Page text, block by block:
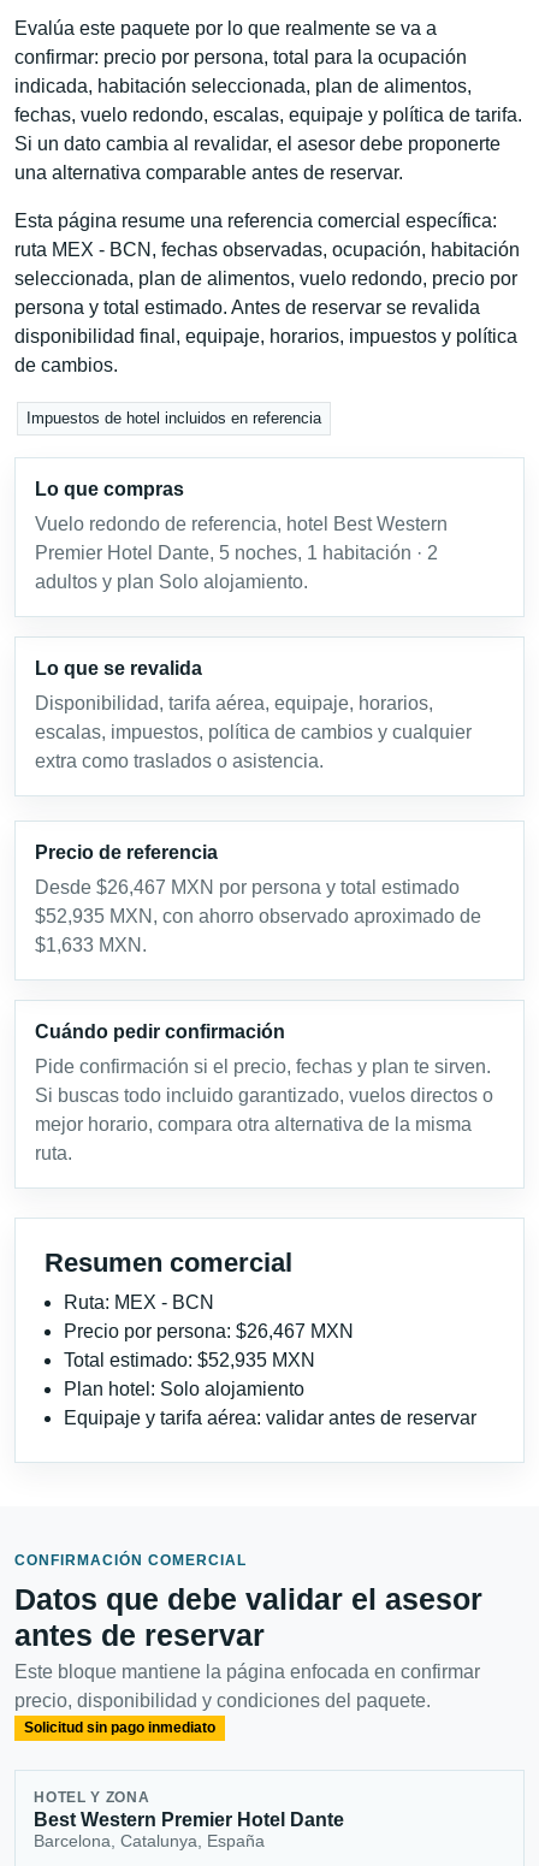
Evalúa este paquete por lo que realmente se va a
confirmar: precio por persona, total para la ocupación
indicada, habitación seleccionada, plan de alimentos,
fechas, vuelo redondo, escalas, equipaje y política de tarifa.
Si un dato cambia al revalidar, el asesor debe proponerte
una alternativa comparable antes de reservar.
Esta página resume una referencia comercial específica:
ruta MEX - BCN, fechas observadas, ocupación, habitación
seleccionada, plan de alimentos, vuelo redondo, precio por
persona y total estimado. Antes de reservar se revalida
disponibilidad final, equipaje, horarios, impuestos y política
de cambios.
Impuestos de hotel incluidos en referencia
Lo que compras
Vuelo redondo de referencia, hotel Best Western
Premier Hotel Dante, 5 noches, 1 habitación · 2
adultos y plan Solo alojamiento.
Lo que se revalida
Disponibilidad, tarifa aérea, equipaje, horarios,
escalas, impuestos, política de cambios y cualquier
extra como traslados o asistencia.
Precio de referencia
Desde $26,467 MXN por persona y total estimado
$52,935 MXN, con ahorro observado aproximado de
$1,633 MXN.
Cuándo pedir confirmación
Pide confirmación si el precio, fechas y plan te sirven.
Si buscas todo incluido garantizado, vuelos directos o
mejor horario, compara otra alternativa de la misma
ruta.
Resumen comercial
Ruta: MEX - BCN
Precio por persona: $26,467 MXN
Total estimado: $52,935 MXN
Plan hotel: Solo alojamiento
Equipaje y tarifa aérea: validar antes de reservar
CONFIRMACIÓN COMERCIAL
Datos que debe validar el asesor
antes de reservar
Este bloque mantiene la página enfocada en confirmar
precio, disponibilidad y condiciones del paquete.
Solicitud sin pago inmediato
HOTEL Y ZONA
Best Western Premier Hotel Dante
Barcelona, Catalunya, España